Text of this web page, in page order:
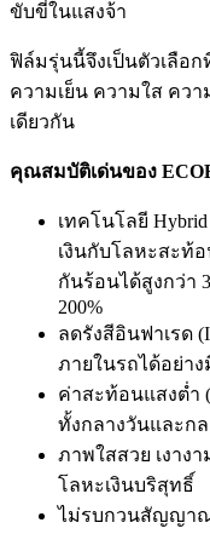
ขับขี่ในแสงจ้า
ฟิล์มรุ่นนี้จึงเป็นตัวเลือ
ความเย็น ความใส คว
เดียวกัน
คุณสมบัติเด่นของ
เทคโนโลยี
เงินกับโลหะสะท้
กันร้อนได้สูงกว่า
200%
ลดรังสีอินฟาเรด
ภายในรถได้อย่า
ค่าสะท้อนแสงต่ำ
ทั้งกลางวันและก
ภาพใสสวย เงาง
โลหะเงินบริสุทธิ์
ไม่รบกวนสัญญาณดิ